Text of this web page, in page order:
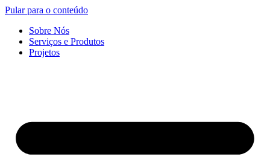
Pular para o conteúdo
Sobre Nós
Serviços e Produtos
Projetos